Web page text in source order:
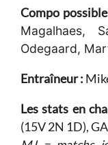
Compo
Magalhaes,
Odegaard,
Entraîneur :
Les stats en
(15V 2N 1D),